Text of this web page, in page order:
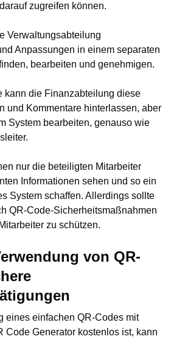
zugreifen können.
Verwaltungsabteilung
Anpassungen in einem separaten
bearbeiten und genehmigen.
kann die Finanzabteilung diese
und Kommentare hinterlassen, aber
System bearbeiten, genauso wie
nur die beteiligten Mitarbeiter
Informationen sehen und so ein
System schaffen. Allerdings sollte
QR-Code-Sicherheitsmaßnahmen
zu schützen.
von QR-
eines einfachen QR-Codes mit
Code Generator kostenlos ist, kann